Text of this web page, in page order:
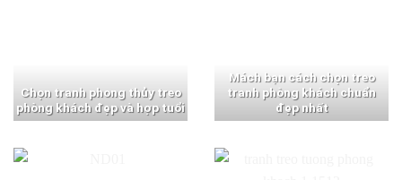
Chọn tranh phong thủy treo
phòng khách đẹp và hợp tuổi
Mách bạn cách chọn treo
tranh phòng khách chuẩn
đẹp nhất